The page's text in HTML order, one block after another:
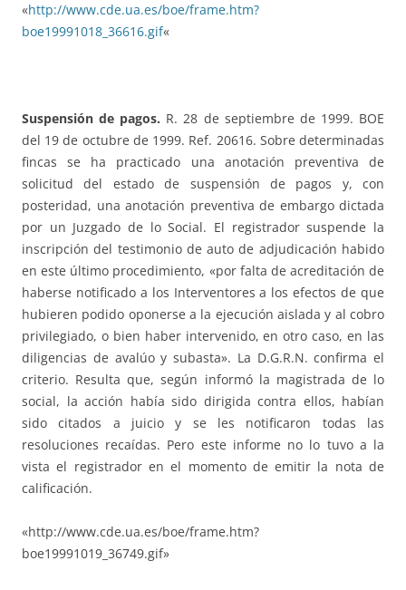
«http://www.cde.ua.es/boe/frame.htm?
boe19991018_36616.gif«
Suspensión de pagos. R. 28 de septiembre de 1999. BOE
del 19 de octubre de 1999. Ref. 20616. Sobre determinadas
fincas se ha practicado una anotación preventiva de
solicitud del estado de suspensión de pagos y, con
posteridad, una anotación preventiva de embargo dictada
por un Juzgado de lo Social. El registrador suspende la
inscripción del testimonio de auto de adjudicación habido
en este último procedimiento, «por falta de acreditación de
haberse notificado a los Interventores a los efectos de que
hubieren podido oponerse a la ejecución aislada y al cobro
privilegiado, o bien haber intervenido, en otro caso, en las
diligencias de avalúo y subasta». La D.G.R.N. confirma el
criterio. Resulta que, según informó la magistrada de lo
social, la acción había sido dirigida contra ellos, habían
sido citados a juicio y se les notificaron todas las
resoluciones recaídas. Pero este informe no lo tuvo a la
vista el registrador en el momento de emitir la nota de
calificación.
«http://www.cde.ua.es/boe/frame.htm?
boe19991019_36749.gif»